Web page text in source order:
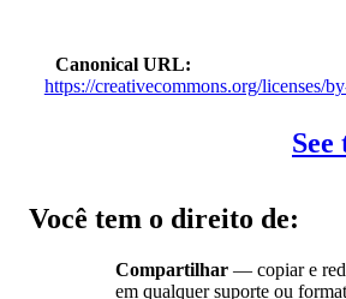
Canonical URL
https://creativecommons.org/licenses/
See
Você tem o direito de:
Compartilhar — copiar e
em qualquer suporte ou